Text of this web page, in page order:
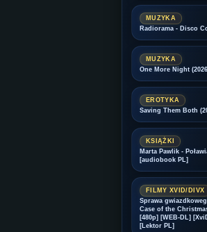
MUZYKA
Radiorama - Disco
MUZYKA
One More Night
EROTYKA
Saving Them Both
KSIĄŻKI
Marta Pawlik -
[audiobook PL]
FILMY XVID/DIVX
Sprawa
Case of the
[480p] [WEB-DL]
[Lektor PL]